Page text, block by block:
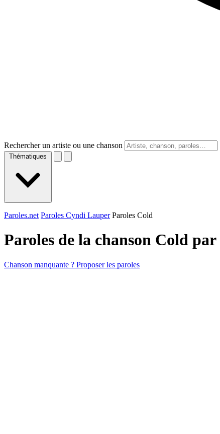
Rechercher un artiste ou une chanson
Thématiques
Paroles.net Paroles Cyndi Lauper Paroles Cold
Paroles de la chanson Cold par
Chanson manquante ? Proposer les paroles